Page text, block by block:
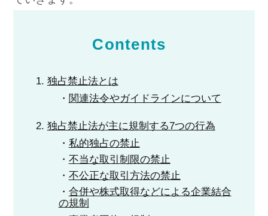
Contents
独占禁止法とは
関連法令やガイドラインについて
独占禁止法が主に規制する7つの行為
私的独占の禁止
不当な取引制限の禁止
不公正な取引方法の禁止
合併や株式取得などによる企業結合
の規制